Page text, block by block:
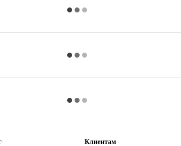
Клиентам